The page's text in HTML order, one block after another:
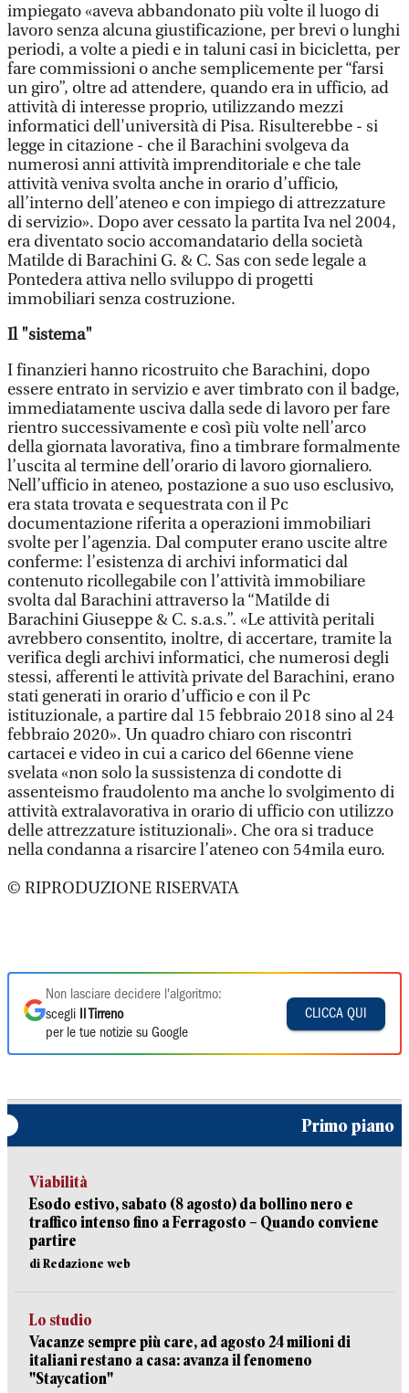
impiegato «aveva abbandonato più volte il luogo di
lavoro senza alcuna giustificazione, per brevi o lunghi
periodi, a volte a piedi e in taluni casi in bicicletta, per
fare commissioni o anche semplicemente per “farsi
un giro”, oltre ad attendere, quando era in ufficio, ad
attività di interesse proprio, utilizzando mezzi
informatici dell'università di Pisa. Risulterebbe - si
legge in citazione - che il Barachini svolgeva da
numerosi anni attività imprenditoriale e che tale
attività veniva svolta anche in orario d’ufficio,
all’interno dell’ateneo e con impiego di attrezzature
di servizio». Dopo aver cessato la partita Iva nel 2004,
era diventato socio accomandatario della società
Matilde di Barachini G. & C. Sas con sede legale a
Pontedera attiva nello sviluppo di progetti
immobiliari senza costruzione.
Il "sistema"
I finanzieri hanno ricostruito che Barachini, dopo
essere entrato in servizio e aver timbrato con il badge,
immediatamente usciva dalla sede di lavoro per fare
rientro successivamente e così più volte nell’arco
della giornata lavorativa, fino a timbrare formalmente
l’uscita al termine dell’orario di lavoro giornaliero.
Nell’ufficio in ateneo, postazione a suo uso esclusivo,
era stata trovata e sequestrata con il Pc
documentazione riferita a operazioni immobiliari
svolte per l’agenzia. Dal computer erano uscite altre
conferme: l’esistenza di archivi informatici dal
contenuto ricollegabile con l’attività immobiliare
svolta dal Barachini attraverso la “Matilde di
Barachini Giuseppe & C. s.a.s.”. «Le attività peritali
avrebbero consentito, inoltre, di accertare, tramite la
verifica degli archivi informatici, che numerosi degli
stessi, afferenti le attività private del Barachini, erano
stati generati in orario d’ufficio e con il Pc
istituzionale, a partire dal 15 febbraio 2018 sino al 24
febbraio 2020». Un quadro chiaro con riscontri
cartacei e video in cui a carico del 66enne viene
svelata «non solo la sussistenza di condotte di
assenteismo fraudolento ma anche lo svolgimento di
attività extralavorativa in orario di ufficio con utilizzo
delle attrezzature istituzionali». Che ora si traduce
nella condanna a risarcire l’ateneo con 54mila euro.
© RIPRODUZIONE RISERVATA
Non lasciare decidere l'algoritmo:
scegli
Il Tirreno
per le tue notizie su Google
CLICCA QUI
Primo piano
Viabilità
Esodo estivo, sabato (8 agosto) da bollino nero e
traffico intenso fino a Ferragosto – Quando conviene
partire
di Redazione web
Lo studio
Vacanze sempre più care, ad agosto 24 milioni di
italiani restano a casa: avanza il fenomeno
"Staycation"